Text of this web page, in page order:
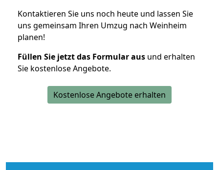
Kontaktieren Sie uns noch heute und lassen Sie
uns gemeinsam Ihren Umzug nach Weinheim
planen!
Füllen Sie jetzt das Formular aus und erhalten
Sie kostenlose Angebote.
Kostenlose Angebote erhalten